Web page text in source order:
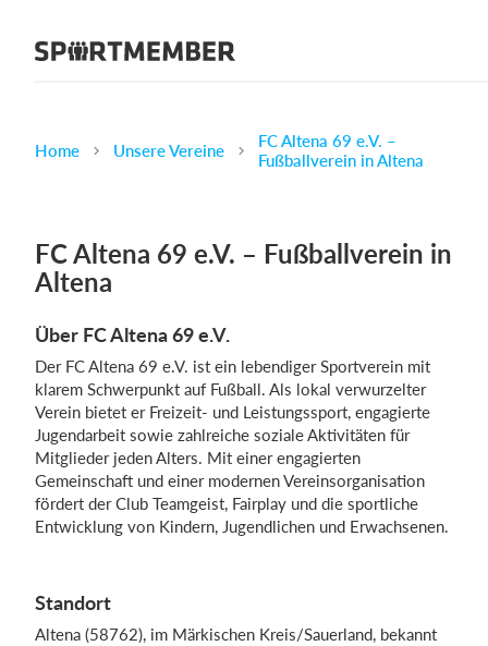
Über SportMember
Karriere
Trainingsplan
Mitgliedsbeitrag
Belegungsplan
Was kostet es?
Deutsch
Home Unsere Vereine
FC Altena 69 e.V. –
Fußballverein in Altena
FC Altena 69 e.V. – Fußballverein in
Altena
Über FC Altena 69 e.V.
Der FC Altena 69 e.V. ist ein lebendiger Sportverein mit
klarem Schwerpunkt auf Fußball. Als lokal verwurzelter
Verein bietet er Freizeit- und Leistungssport, engagierte
Jugendarbeit sowie zahlreiche soziale Aktivitäten für
Mitglieder jeden Alters. Mit einer engagierten
Gemeinschaft und einer modernen Vereinsorganisation
fördert der Club Teamgeist, Fairplay und die sportliche
Entwicklung von Kindern, Jugendlichen und Erwachsenen.
Standort
Altena (58762), im Märkischen Kreis/Sauerland, bekannt